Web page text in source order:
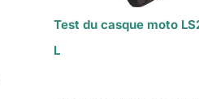
Test du casque moto
L